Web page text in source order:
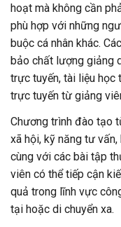
hoạt mà không cần
phù hợp với những
buộc cá nhân khác.
bảo chất lượng giảng
trực tuyến, tài liệu học
trực tuyến từ giảng
Chương trình đào tạo
xã hội, kỹ năng tư
cùng với các bài tập
viên có thể tiếp cận
quả trong lĩnh vực
tại hoặc di chuyển xa.